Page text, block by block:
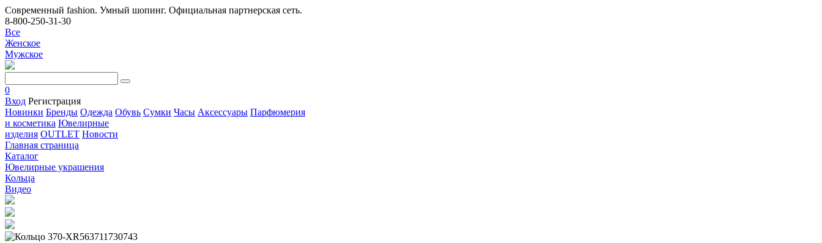
Современный fashion. Умный шопинг. Официальная партнерская сеть.
8-800-250-31-30
Все
Женское
Мужское
0
Вход Регистрация
Новинки Бренды Одежда Обувь Сумки Часы Аксессуары Парфюмерия
и косметика Ювелирные
изделия OUTLET Новости
Главная страница
Каталог
Ювелирные украшения
Кольца
Видео